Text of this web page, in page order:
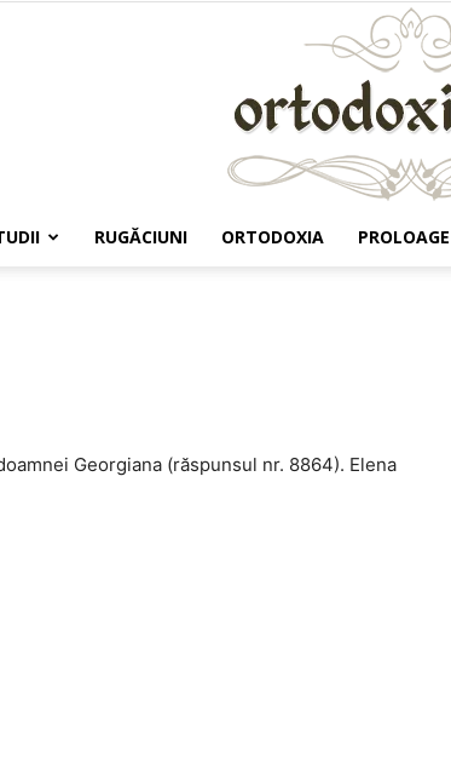
RUGĂCIUNI ORTODOXIA PROLOAGE
Georgiana (răspunsul nr. 8864). Elena